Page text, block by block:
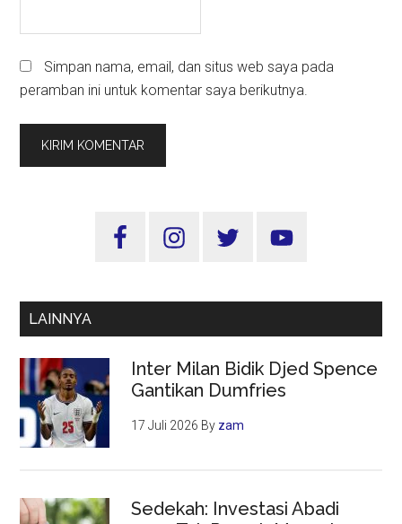
Simpan nama, email, dan situs web saya pada
peramban ini untuk komentar saya berikutnya.
Sidebar
LAINNYA
Inter Milan Bidik Djed Spence
Gantikan Dumfries
17 Juli 2026 By zam
Sedekah: Investasi Abadi